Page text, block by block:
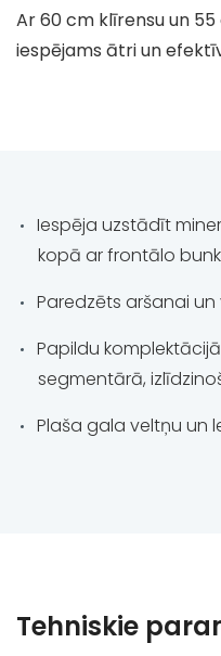
Ar 60 cm klīrensu un
iespējams ātri un
Iespēja uzstādīt
kopā ar frontālo
Paredzēts aršanai
Papildu
segmentārā,
Plaša gala veltņu un
Tehniskie